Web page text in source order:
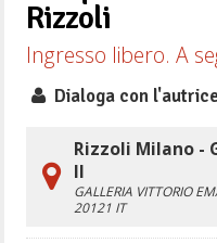
Rizzoli
Ingresso libero. A
Dialoga con
Rizzoli Milano -
II
GALLERIA VITTORIO
20121 IT